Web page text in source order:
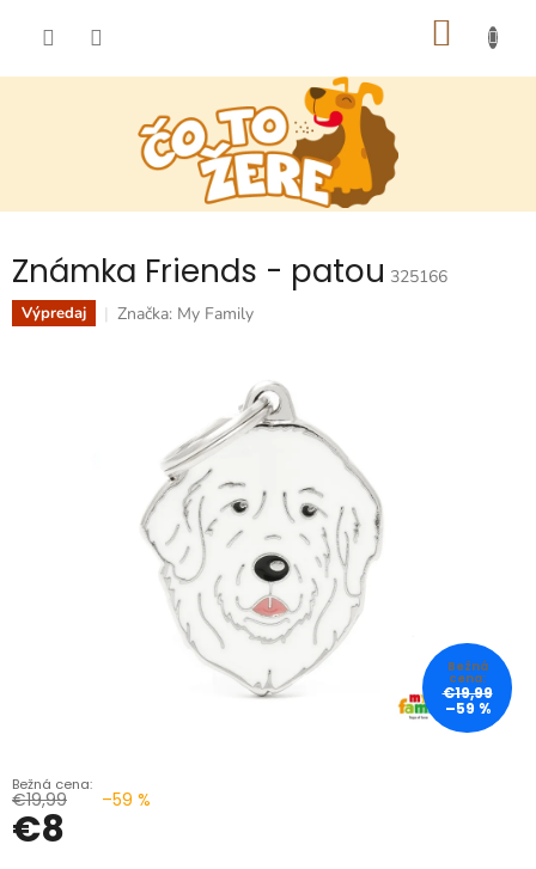
Známka Friends - patou 325166
Výpredaj Značka: My Family
€19,99
–59 %
€19,99 –59 %
€8